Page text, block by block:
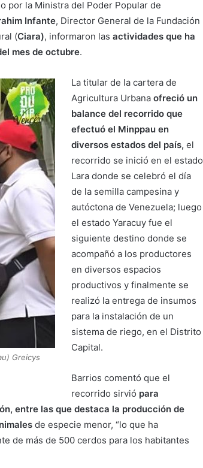
por la Ministra del Poder Popular de
Infante, Director General de la Fundación
(Ciara), informaron lasactividades que ha
mes de octubre.
Greicys
La titular de la cartera de
Agricultura Urbana ofreció un
balance del recorrido que
efectuó el Minppau en
diversos estados del país, el
recorrido se inició en el estado
Lara donde se celebró el día
de la semilla campesina y
autóctona de Venezuela; luego
el estado Yaracuy fue el
siguiente destino donde se
acompañó a los productores
en diversos espacios
productivos y finalmente se
realizó la entrega de insumos
para la instalación de un
sistema de riego, en el Distrito
Capital.
Barrios comentó que el
recorrido sirvió para
entre las que destaca la producción de
de especie menor, “lo que ha
de más de 500 cerdos para los habitantes